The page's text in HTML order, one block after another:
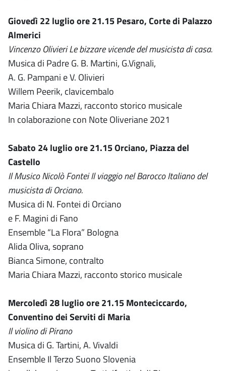
Giovedì 22 luglio ore 21.15 Pesaro, Corte di Palazzo
Almerici
Vincenzo Olivieri Le bizzare vicende del musicista di casa.
Musica di Padre G. B. Martini, G.Vignali,
A. G. Pampani e V. Olivieri
Willem Peerik, clavicembalo
Maria Chiara Mazzi, racconto storico musicale
In colaborazione con Note Oliveriane 2021
Sabato 24 luglio ore 21.15 Orciano, Piazza del
Castello
Il Musico Nicolò Fontei Il viaggio nel Barocco Italiano del
musicista di Orciano.
Musica di N. Fontei di Orciano
e F. Magini di Fano
Ensemble “La Flora” Bologna
Alida Oliva, soprano
Bianca Simone, contralto
Maria Chiara Mazzi, racconto storico musicale
Mercoledì 28 luglio ore 21.15 Monteciccardo,
Conventino dei Serviti di Maria
Il violino di Pirano
Musica di G. Tartini, A. Vivaldi
Ensemble Il Terzo Suono Slovenia